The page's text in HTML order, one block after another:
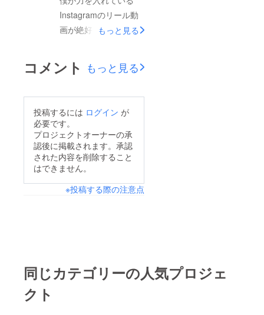
Instagramのリール動
画が絶好調です！アカ
さと」です。一緒に盛
り上げましょう！！引
もっと見る
コメント もっと見る
投稿するには ログイン が
必要です。
プロジェクトオーナーの承
認後に掲載されます。承認
された内容を削除すること
はできません。
※投稿する際の注意点
同じカテゴリーの人気プロジェ
クト